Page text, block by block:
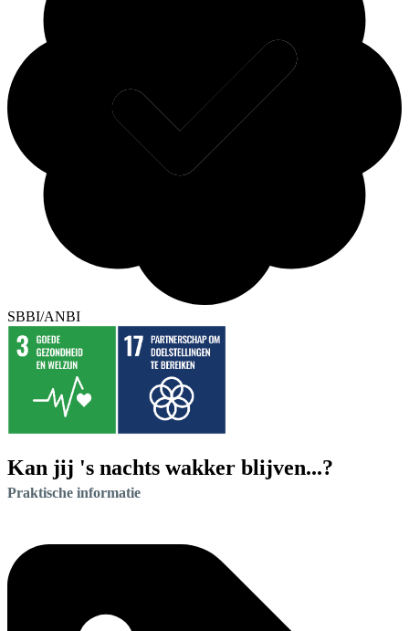
SBBI/ANBI
Kan jij 's nachts wakker blijven...?
Praktische informatie